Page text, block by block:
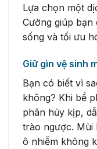
Lựa chọn một
Cường giúp
sống và tối ưu
Giữ gìn vệ sinh
Bạn có biết vì
không? Khi bể
phân hủy kịp,
trào ngược. Mùi
ô nhiễm không